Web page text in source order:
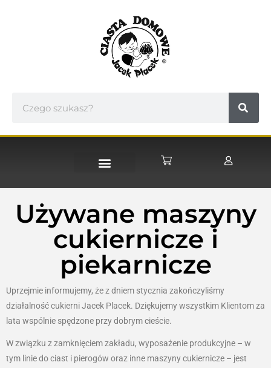
Używane maszyny
cukiernicze i
piekarnicze
Uprzejmie informujemy, że z dniem stycznia zakończyliśmy
działalność cukierni Jacek Placek. Dziękujemy wszystkim Klientom za
lata wspólnie spędzone przy dobrym cieście.
W związku z zamknięciem zakładu, wyposażenie produkcyjne – w
tym linie do ciast i pierogów oraz inne maszyny cukiernicze – jest